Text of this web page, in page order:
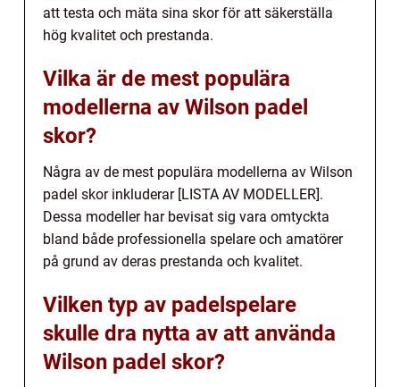
att testa och mäta sina skor för att säkerställa
hög kvalitet och prestanda.
Vilka är de mest populära
modellerna av Wilson padel
skor?
Några av de mest populära modellerna av Wilson
padel skor inkluderar [LISTA AV MODELLER].
Dessa modeller har bevisat sig vara omtyckta
bland både professionella spelare och amatörer
på grund av deras prestanda och kvalitet.
Vilken typ av padelspelare
skulle dra nytta av att använda
Wilson padel skor?